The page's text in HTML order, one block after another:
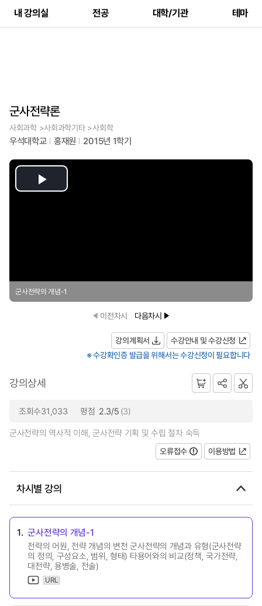
내 강의실 전공 대학/기관 테마
군사전략론
사회과학 >사회과학기타 >사회학
우석대학교 홍재원 2015년 1학기
Play
군사전략의 개념-1
이전차시 다음차시
강의계획서
수강안내 및 수강신청
※ 수강확인증 발급을 위해서는 수강신청이 필요합니다
강의상세
조회수31,033 평점 2.3/5 (3)
군사전략의 역사적 이해, 군사전략 기획 및 수립 절차 숙득
오류접수
이용방법
차시별 강의
1. 군사전략의 개념-1
전략의 어원, 전략 개념의 변천 군사전략의 개념과 유형(군사전략
의 정의, 구성요소, 범위, 형태) 타용어와의 비교(정책, 국가전략,
대전략, 용병술, 전술)
URL